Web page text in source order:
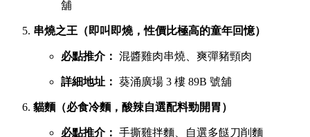
舖
串燒之王（即叫即燒，性價比極高的童年回憶）
必點推介： 混醬雞肉串燒、爽彈豬頸肉
詳細地址： 葵涌廣場 3 樓 89B 號舖
貓麵（必食冷麵，酸辣自選配料勁開胃）
必點推介： 手撕雞拌麵、自選多餸刀削麵